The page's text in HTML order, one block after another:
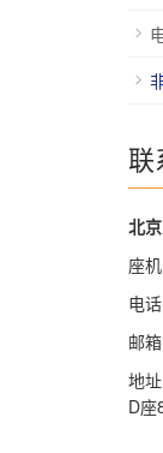
联
北
座
电
邮
地
D座